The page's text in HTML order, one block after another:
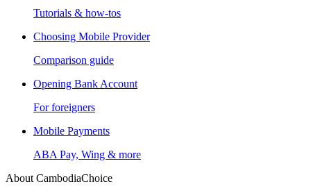
Tutorials & how-tos
Choosing Mobile Provider
Comparison guide
Opening Bank Account
For foreigners
Mobile Payments
ABA Pay, Wing & more
About CambodiaChoice